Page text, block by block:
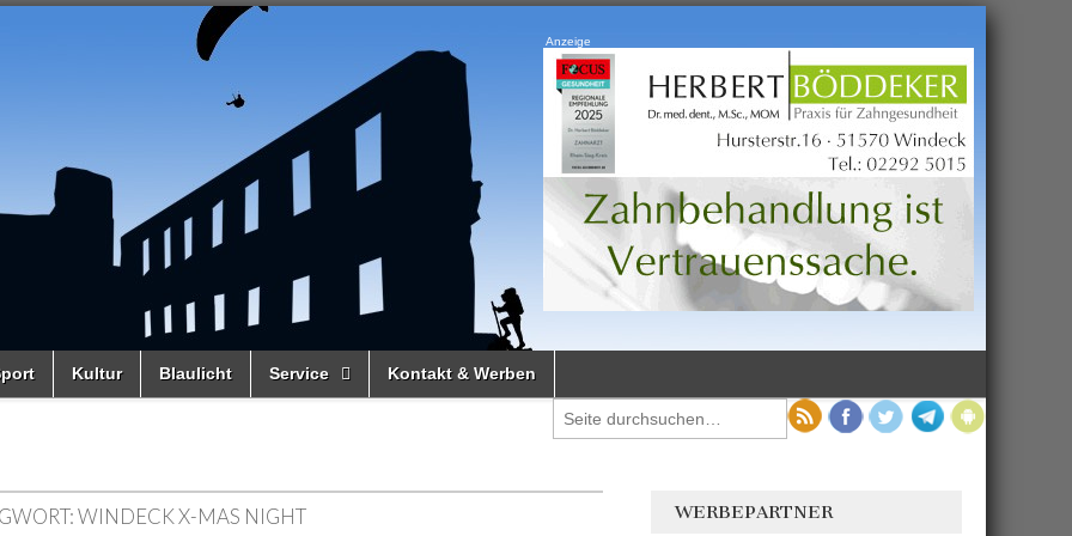
Anzeige
Kultur Blaulicht Service Kontakt & Werben
WINDECK X-MAS NIGHT WERBEPARTNER